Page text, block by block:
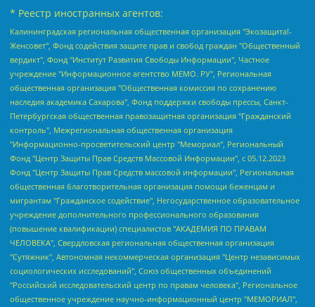
* Реестр иностранных агентов:
Калининградская региональная общественная организация "Экозащита!-Женсовет", Фонд содействия защите прав и свобод граждан "Общественный вердикт", Фонд "Институт Развития Свободы Информации", Частное учреждение "Информационное агентство МЕМО. РУ", Региональная общественная организация "Общественная комиссия по сохранению наследия академика Сахарова", Фонд поддержки свободы прессы, Санкт-Петербургская общественная правозащитная организация "Гражданский контроль", Межрегиональная общественная организация "Информационно-просветительский центр "Мемориал", Региональный Фонд "Центр Защиты Прав Средств Массовой Информации", с 05.12.2023 Фонд "Центр Защиты Прав Средств массовой информации", Региональная общественная благотворительная организация помощи беженцам и мигрантам "Гражданское содействие", Негосударственное образовательное учреждение дополнительного профессионального образования (повышение квалификации) специалистов "АКАДЕМИЯ ПО ПРАВАМ ЧЕЛОВЕКА", Свердловская региональная общественная организация "Сутяжник", Автономная некоммерческая организация "Центр независимых социологических исследований", Союз общественных объединений "Российский исследовательский центр по правам человека", Региональное общественное учреждение научно-информационный центр "МЕМОРИАЛ", Некоммерческая организация "Фонд защиты гласности", Автономная некоммерческая организация "Институт прав человека", Городская общественная организация "Екатеринбургское общество "МЕМОРИАЛ", Городская общественная организация "Рязанское историко-просветительское и правозащитное общество "Мемориал" (Рязанский Мемориал), Челябинский региональный орган общественной самодеятельности – женское общественное объединение "Женщины Евразии", Челябинский региональный орган общественной самодеятельности "Уральская правозащитная группа", Фонд содействия защите здоровья и социальной справедливости имени Андрея Рылькова, Автономная Некоммерческая Организация "Аналитический Центр Юрия Левады", Автономная некоммерческая организация социальной поддержки населения "Проект Апрель", Региональная общественная организация помощи женщинам и детям, находящимся в кризисной ситуации "Информационно-методический центр "Анна", Фонд содействия развитию массовых коммуникаций и правовому просвещению "Так-так-Так", Фонд содействия устойчивому развитию "Серебряная тайга", Свердловский региональный общественный фонд социальных проектов "Новое время", "Idel.Реалии", Кавказ.Реалии, Крым.Реалии, Телеканал Настоящее Время, Татаро-башкирская служба Радио Свобода (Azatliq Radiosi), Радио Свободная Европа/Радио Свобода (PCE/PC), "Сибирь.Реалии", "Фактограф", Благотворительный фонд помощи осужденным и их семьям, Автономная некоммерческая организация "Институт глобализации и социальных движений", Фонд "В защиту прав заключенных", Частное учреждение "Центр поддержки и содействия развитию средств массовой информации", Пензенский региональный общественный благотворительный фонд "Гражданский союз", "Север.Реалии", Некоммерческая организация Фонд "Правовая инициатива", Общество с ограниченной ответственностью "Радио Свободная Европа/Радио Свобода", Чешское информационное агентство "MEDIUM-ORIENT", Красноярская региональная общественная организация "Мы против СПИДа", Камалягин Денис Николаевич, Маркелов Сергей Евгеньевич, Пономарев Лев Александрович, Савицкая Людмила Алексеевна, Автономная некоммерческая организация "Центр по работе с проблемой насилия "НАСИЛИЮ.НЕТ", Межрегиональный профессиональный союз работников здравоохранения "Альянс врачей", Юридическое лицо, зарегистрированное в Латвийской Республике, SIA "Medusa Project" (регистрационный номер 40103797863, дата регистрации 10.06.2014), Некоммерческая организация "Фонд по борьбе с коррупцией", Автономная некоммерческая организация "Институт права и публичной политики", Баданин Роман Сергеевич, Гликин Максим Александрович, Железнова Мария Михайловна, Лукьянова Юлия Сергеевна, Маетная Елизавета Витальевна, Маняхин Петр Борисович, Чуракова Ольга Владимировна, Ярош Юлия Петровна, Юридическое лицо "The Insider SIA", зарегистрированное в Риге, Латвийская Республика (дата регистрации 26.06.2015), являющееся администратором доменного имени интернет-издания "The Insider SIA", https://theins.ru, Постернак Алексей Евгеньевич, Рубин Михаил Аркадьевич, Анин Роман Александрович, Юридическое лицо Istories fonds, зарегистрированное в Латвийской Республике (регистрационный номер 50008295751, дата регистрации 24.02.2020), Великовский Дмитрий Александрович, Долинина Ирина Николаевна, Мароховская Алеся Алексеевна, Шлейнов Роман Юрьевич, Шмагун Олеся Валентиновна, Общество с ограниченной ответственностью "Альтаир 2021", Общество с ограниченной ответственностью "Вега 2021", Общество с ограниченной ответственностью "Главный редактор 2021", Общество с ограниченной ответственностью "Ромашки монолит", Важенков Артем Валерьевич, Ивановская областная общественная организация "Центр гендерных исследований", Гурман Юрий Альбертович, Медиапроект "ОВД-Инфо", Егоров Владимир Владимирович, Жилинский Владимир Александрович, Общество с ограниченной ответственностью "ЗП", Иванова София Юрьевна, Карезина Инна Павловна, Кильтау Екатерина Викторовна, Петров Алексей Викторович, Пискунов Сергей Евгеньевич, Смирнов Сергей Сергеевич, Тихонов Михаил Сергеевич, Общество с ограниченной ответственностью "ЖУРНАЛИСТ-ИНОСТРАННЫЙ АГЕНТ", Арапова Галина Юрьевна, Вольтская Татьяна Анатольевна, Американская компания "Mason G.E.S. Anonymous Foundation" (США), являющаяся владельцем интернет-издания https://mnews.world/, Компания "Stichting Bellingcat", зарегистрированная в Нидерландах (дата регистрации 11.07.2018), Захаров Андрей Вячеславович, Клепиковская Екатерина Дмитриевна, Общество с ограниченной ответственностью "МЕМО", Перл Роман Александрович, Симонов Евгений Алексеевич, Соловьева Елена Анатольевна, Сотников Даниил Владимирович, Сурначева Елизавета Дмитриевна, Автономная некоммерческая организация по защите прав человека и информированию населения "Якутия – Наше Мнение", Общество с ограниченной ответственностью "Москоу диджитал медиа", с 26.01.2023 Общество с ограниченной ответственностью "Чайка Белые сады", Ветошкина Валерия Валерьевна, Заговора Максим Александрович, Межрегиональное общественное движение "Российская ЛГБТ - сеть", Оленичев Максим Владимирович, Павлов Иван Юрьевич, Скворцова Елена Сергеевна, Общество с ограниченной ответственностью "Как бы инагент", Кочетков Игорь Викторович, Общество с ограниченной ответственностью "Честные выборы", Еланчик Олег Александрович, Общество с ограниченной ответственностью "Нобелевский призыв", Гималова Регина Эмилевна, Григорьев Андрей Валерьевич, Григорьева Алина Александровна, Ассоциация по содействию защите прав призывников, альтернативнослужащих и военнослужащих "Правозащитная группа "Гражданин.Армия.Право", Хисамова Регина Фаритовна, Автономная некоммерческая организация по реализации социально-правовых программ "Лилит", Дальневосточное общественное движение "Маяк", Санкт-Петербургская ЛГБТ-инициативная группа "Выход", Инициативная группа ЛГБТ+ "Реверс", Алексеев Андрей Викторович, Бекбулатова Таисия Львовна, Беляев Иван Михайлович, Владыкина Елена Сергеевна, Гельман Марат Александрович, Никульшина Вероника Юрьевна, Толоконникова Надежда Андреевна, Шендерович Виктор Анатольевич, Общество с ограниченной ответственностью "Данное сообщение", Общество с ограниченной ответственностью Издательский дом "Новая глава", Айнбиндер Александра Александровна, Московский комьюнити-центр для ЛГБТ+инициатив, Благотворительный фонд развития филантропии, Deutsche Welle (Германия, Kurt-Schumacher-Strasse 3, 53113 Bonn), Борзунова Мария Михайловна, Воробьев Виктор Викторович, Голубева Анна Львовна, Константинова Алла Михайловна, Малкова Ирина Владимировна, Мурадов Мурад Абдулгалимович, Осетинская Елизавета Николаевна, Понасенков Евгений Николаевич, Ганапольский Матвей Юрьевич, Киселев Евгений Алексеевич, Борухович Ирина Григорьевна, Дремин Иван Тимофеевич, Дубровский Дмитрий Викторович, Красноярская региональная общественная организация поддержки и развития альтернативных образовательных технологий и межкультурных коммуникаций "ИНТЕРРА", Маяковская Екатерина Алексеевна, Фейгин Марк Захарович, Филимонов Андрей Викторович, Дзугкоева Регина Николаевна, Доброхотов Роман Александрович, Дудь Юрий Александрович, Елкин Сергей Владимирович, Кругликов Кирилл Игоревич, Сабунаева Мария Леонидовна, Семенов Алексей Владимирович, Шаинян Карен Багратович, Шульман Екатерина Михайловна, Асафьев Артур Валерьевич, Вахштайн Виктор Семенович, Венедиктов Алексей Алексеевич, Лушникова Екатерина Евгеньевна, Волков Леонид Михайлович, Невзоров Александр Глебович, Пархоменко Сергей Борисович, Сироткин Ярослав Николаевич, Кара-Мурза Владимир Владимирович, Баранова Наталья Владимировна, Гозман Леонид Яковлевич, Кагарлицкий Борис Юльевич, Климарев Михаил Валерьевич, Милов Владимир Станиславович, Автономная некоммерческая организация Краснодарский центр современного искусства "Типография", Моргенштерн Алишер Тагирович, Соболь Любовь Эдуардовна, Общество с ограниченной ответственностью "ЛИЗА НОРМ", Каспаров Гарри Кимович, Ходорковский Михаил Борисович, Общество с ограниченной ответственностью "Апрельские тезисы", Данилович Ирина Брониславовна, Кашин Олег Владимирович, Петров Николай Владимирович, Пивоваров Алексей Владимирович, Соколов Михаил Владимирович, Цветкова Юлия Владимировна, Чичваркин Евгений Александрович, Комитет против пыток/Команда против пыток, Общество с ограниченной ответственностью "Первый научный", Общество с ограниченной ответственностью "Вертолет и ко", Белоцерковская Вероника Борисовна, Кац Максим Евгеньевич, Лазарева Татьяна Юрьевна, Шаведдинов Руслан Табризович, Яшин Илья Валерьевич, Общество с ограниченной ответственностью "Иноагент ААВ", Алешковский Дмитрий Петрович, Альбац Евгения Марковна, Быков Дмитрий Львович, Галямина Юлия Евгеньевна, Лойко Сергей Леонидович, Мартынов Кирилл Константинович, Медведев Сергей Александрович, Крашенинников Федор Геннадиевич, Гордеева Катерина Вл